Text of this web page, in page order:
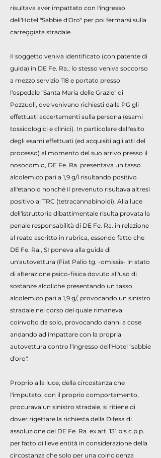
risultava aver impattato con l'ingresso
dell'Hotel "Sabbie d'Oro" per poi fermarsi sulla
carreggiata stradale.
Il soggetto veniva identificato (con patente di
guida) in DE Fe. Ra.; lo stesso veniva soccorso
a mezzo servizio 118 e portato presso
l'ospedale "Santa Maria delle Grazie" di
Pozzuoli, ove venivano richiesti dalla PG gli
effettuati accertamenti sulla persona (esami
tossicologici e clinici). In particolare dall'esito
degli esami effettuati (ed acquisiti agli atti del
processo) al momento del suo arrivo presso il
nosocomio, DE Fe. Ra. presentava un tasso
alcolemico pari a 1,9 g/l risultando positivo
all'etanolo nonché il prevenuto risultava altresì
positivo al TRC (tetracannabinoidi). Alla luce
dell'istruttoria dibattimentale risulta provata la
penale responsabilità di DE Fe. Ra. in relazione
al reato ascritto in rubrica, essendo fatto che
DE Fe. Ra., SI poneva alla guida di
un'autovettura (Fiat Palio tg. -omissis- in stato
di alterazione psico-fisica dovuto all'uso di
sostanze alcoliche presentando un tasso
alcolemico pari a 1,9 g/, provocando un sinistro
stradale nel corso del quale rimaneva
coinvolto da solo, provocando danni a cose
andando ad impattare con la propria
autovettura contro l'ingresso dell'Hotel "sabbie
d'oro".
Proprio alla luce, della circostanza che
l'imputato, con il proprio comportamento,
procurava un sinistro stradale, si ritiene di
dover rigettare la richiesta della Difesa di
assoluzione del DE Fe. Ra. ex art. 131 bis c.p.p.
per fatto di lieve entità in considerazione della
circostanza che solo per una coincidenza